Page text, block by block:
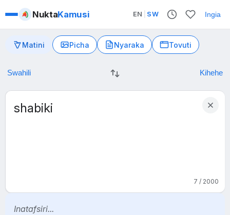
NuktaKamusi EN SW Ingia
Matini Picha Nyaraka Tovuti
7 / 2000
Inatafsiri...